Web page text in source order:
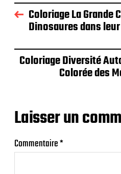
Coloriage La Grande
Dinosaures dans
Coloriage Diversité
Colorée des
Laisser un
Commentaire*